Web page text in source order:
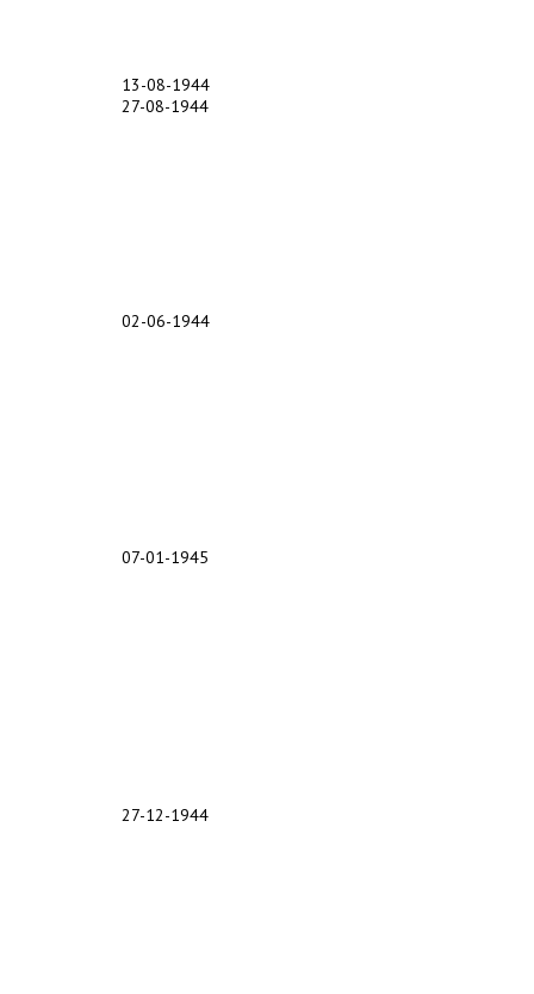
13-08-1944
27-08-1944
02-06-1944
07-01-1945
27-12-1944